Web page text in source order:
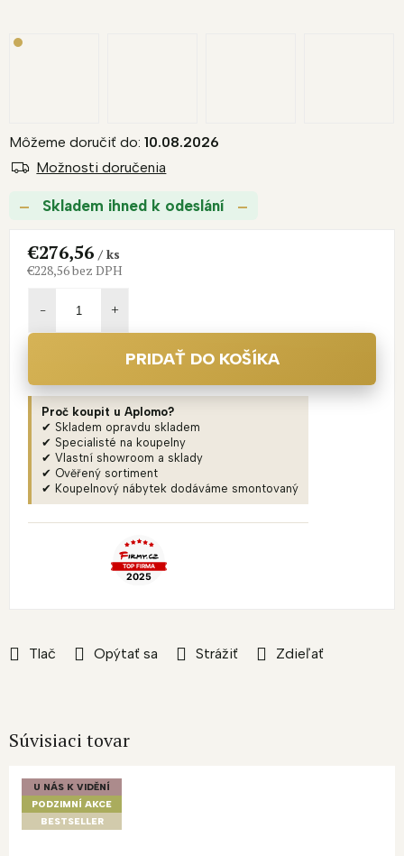
Skladem ihned k odeslání
Môžeme doručiť do: 10.08.2026
Možnosti doručenia
Tlač Opýtať sa Strážiť Zdieľať
€276,56/ ks
€228,56 bez DPH
PRIDAŤ DO KOŠÍKA
Proč koupit u Aplomo?
✔ Skladem opravdu skladem
✔ Specialisté na koupelny
✔ Vlastní showroom a sklady
✔ Ověřený sortiment
✔ Koupelnový nábytek dodáváme smontovaný
Súvisiaci tovar
U NÁS K VIDĚNÍ
PODZIMNÍ AKCE
BESTSELLER